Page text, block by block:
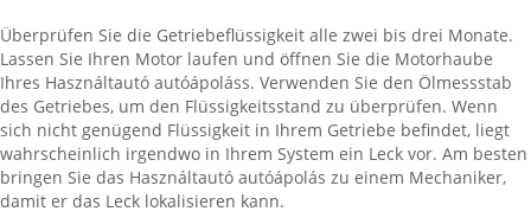
Überprüfen Sie die Getriebeflüssigkeit alle zwei bis drei Monate.
Lassen Sie Ihren Motor laufen und öffnen Sie die Motorhaube
Ihres Használtautó autóápoláss. Verwenden Sie den Ölmessstab
des Getriebes, um den Flüssigkeitsstand zu überprüfen. Wenn
sich nicht genügend Flüssigkeit in Ihrem Getriebe befindet, liegt
wahrscheinlich irgendwo in Ihrem System ein Leck vor. Am besten
bringen Sie das Használtautó autóápolás zu einem Mechaniker,
damit er das Leck lokalisieren kann.